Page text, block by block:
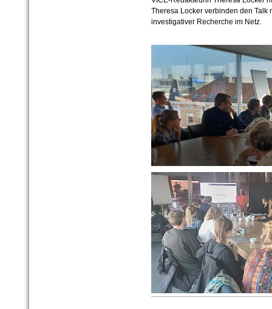
Theresa Locker verbinden den Talk
investigativer Recherche im Netz.